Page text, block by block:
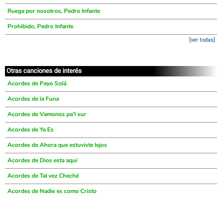
Ruega por nosotros, Pedro Infante
Prohibido, Pedro Infante
[ver todas]
Otras canciones de interés
Acordes de Payo Solá
Acordes de la Funa
Acordes de Vamonos pa'l sur
Acordes de Ya Es
Acordes de Ahora que estuviste lejos
Acordes de Dios esta aquí
Acordes de Tal vez Cheché
Acordes de Nadie es como Cristo